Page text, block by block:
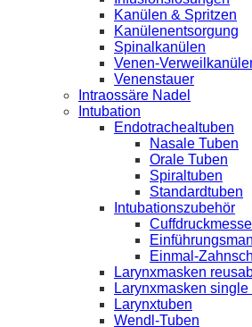
Kanülen & Spritzen
Kanülenentsorgung
Spinalkanülen
Venen-
Venenstauer
Intraossäre Nadel
Intubation
Endotrachealtuben
Nasale Tuben
Orale Tuben
Spiraltuben
Standardtuben
Intubationszubehör
Einmal-
Larynxmasken
Larynxmasken single
Larynxtuben
Wendl-Tuben